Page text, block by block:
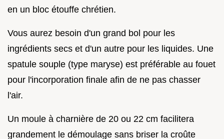
en un bloc étouffe chrétien.
Vous aurez besoin d'un grand bol pour les
ingrédients secs et d'un autre pour les liquides. Une
spatule souple (type maryse) est préférable au fouet
pour l'incorporation finale afin de ne pas chasser
l'air.
Un moule à charnière de 20 ou 22 cm facilitera
grandement le démoulage sans briser la croûte